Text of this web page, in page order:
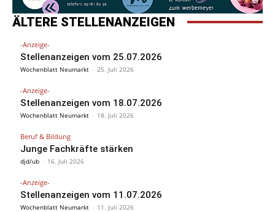
ÄLTERE STELLENANZEIGEN
-Anzeige-
Stellenanzeigen vom 25.07.2026
Wochenblatt Neumarkt - 25. Juli 2026
-Anzeige-
Stellenanzeigen vom 18.07.2026
Wochenblatt Neumarkt - 18. Juli 2026
Beruf & Bildung
Junge Fachkräfte stärken
djd/ub - 16. Juli 2026
-Anzeige-
Stellenanzeigen vom 11.07.2026
Wochenblatt Neumarkt - 11. Juli 2026